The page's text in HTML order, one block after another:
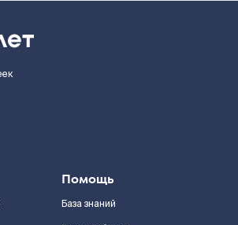
Помощь
База знаний